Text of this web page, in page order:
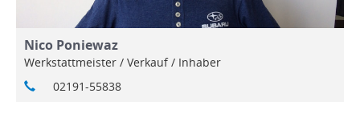
Nico Poniewaz
Werkstattmeister / Verkauf / Inhaber
02191-55838